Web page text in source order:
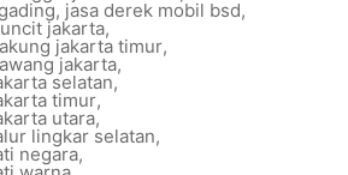
, jasa derek mobil bsd,
jakarta,
jakarta timur,
jakarta,
selatan,
timur,
utara,
lingkar selatan,
negara,